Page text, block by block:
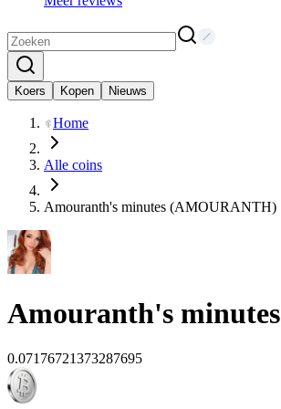
Koers Kopen Nieuws
Home
Alle coins
Amouranth's minutes (AMOURANTH)
Amouranth's minutes
0.07176721373287695